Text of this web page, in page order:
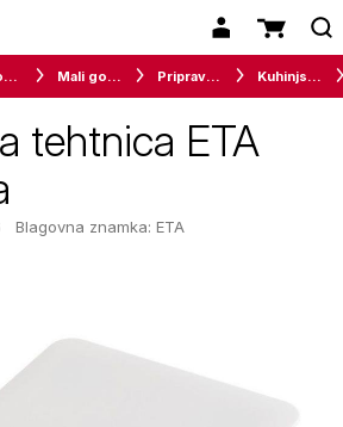
Gospodinjski aparati Mali gospodinjski aparati Priprava hrane Kuhinjske tehtnice
tehtnica ETA
Blagovna znamka: ETA